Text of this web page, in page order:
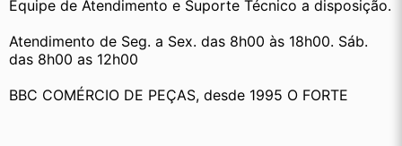
Equipe de Atendimento e Suporte Técnico a disposição.
Atendimento de Seg. a Sex. das 8h00 às 18h00. Sáb.
das 8h00 as 12h00
BBC COMÉRCIO DE PEÇAS, desde 1995 O FORTE